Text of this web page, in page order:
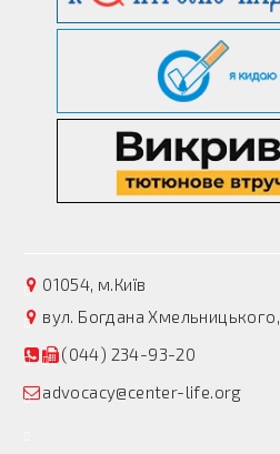
01054, м.Київ
вул. Богдана
(044) 234-93-20
advocacy@center-life.org